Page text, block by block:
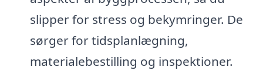
slipper for stress og bekymringer. De
sørger for tidsplanlægning,
materialebestilling og inspektioner.